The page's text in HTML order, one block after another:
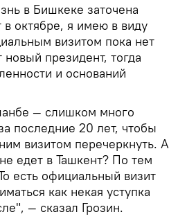
в Бишкеке заточена
в октябре, я имею в виду
визитом пока нет
президент, тогда
и оснований
— слишком много
последние 20 лет, чтобы
визитом перечеркнуть. А
едет в Ташкент? По тем
есть официальный визит
как некая уступка
— сказал Грозин.